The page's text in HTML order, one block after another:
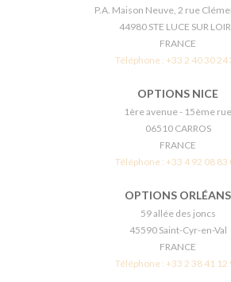
P.A. Maison Neuve, 2 rue
44980 STE LUCE SUR
FRANCE
Téléphone : +33 2 40 30 24
OPTIONS NICE
1ère avenue - 15ème rue
06510 CARROS
FRANCE
Téléphone : +33 4 92 08 83
OPTIONS ORLÉANS
59 allée des joncs
45590 Saint-Cyr-en-Val
FRANCE
Téléphone : +33 2 38 41 12